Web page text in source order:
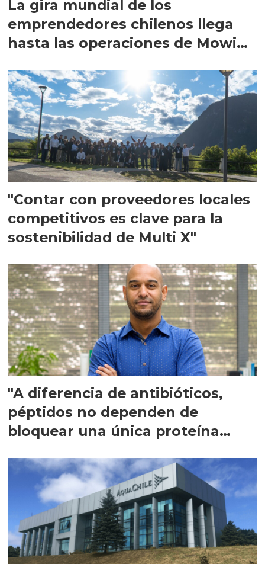
La gira mundial de los
emprendedores chilenos llega
hasta las operaciones de Mowi
"Contar con proveedores locales
competitivos es clave para la
sostenibilidad de Multi X"
"A diferencia de antibióticos,
péptidos no dependen de
bloquear una única proteína